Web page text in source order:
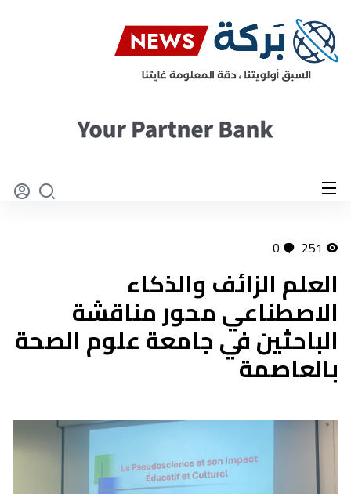
251
0
العلم الزائف والذكاء
الاصطناعي محور مناقشة
الباحثين في جامعة علوم الصحة
بالعاصمة